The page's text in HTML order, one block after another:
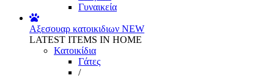
Γυναικεία
Αξεσουαρ κατοικιδιων NEW
LATEST ITEMS IN HOME
Κατοικίδια
Γάτες
/